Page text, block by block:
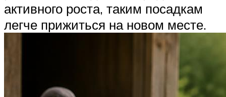
активного роста, таким посадкам
легче прижиться на новом месте.